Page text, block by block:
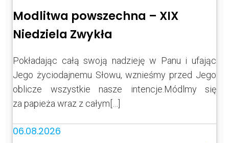
Modlitwa powszechna – XIX
Niedziela Zwykła
Pokładając całą swoją nadzieję w Panu i ufając
Jego życiodajnemu Słowu, wznieśmy przed Jego
oblicze wszystkie nasze intencje.Módlmy się
za papieża wraz z całym[…]
06.08.2026